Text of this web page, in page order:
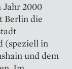
Jahr 2000
Berlin die
(speziell in
und dem